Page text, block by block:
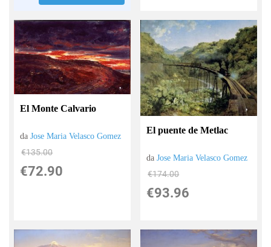
El Monte Calvario
daJose Maria Velasco Gomez
€135.00
€72.90
El puente de Metlac
daJose Maria Velasco Gomez
€174.00
€93.96